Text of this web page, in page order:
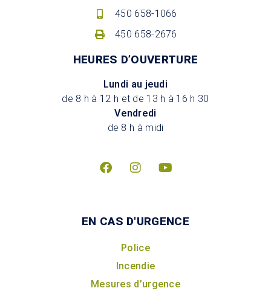
450 658-1066
450 658-2676
HEURES D’OUVERTURE
Lundi au jeudi
de 8 h à 12 h et de 13 h à 16 h 30
Vendredi
de 8 h à midi
EN CAS D'URGENCE
Police
Incendie
Mesures d’urgence